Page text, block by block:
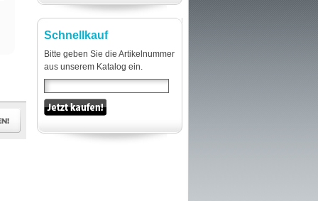
Schnellkauf
Bitte geben Sie die Artikelnummer
aus unserem Katalog ein.